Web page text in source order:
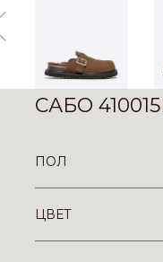
САБО
ПОЛ
ЦВЕТ